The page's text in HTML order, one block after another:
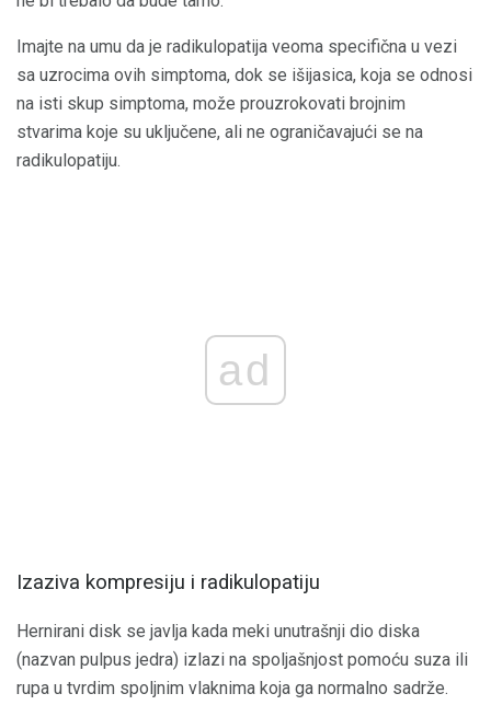
Imajte na umu da je radikulopatija veoma specifična u vezi
sa uzrocima ovih simptoma, dok se išijasica, koja se odnosi
na isti skup simptoma, može prouzrokovati brojnim
stvarima koje su uključene, ali ne ograničavajući se na
radikulopatiju.
ad
Izaziva kompresiju i radikulopatiju
Hernirani disk se javlja kada meki unutrašnji dio diska
(nazvan pulpus jedra) izlazi na spoljašnjost pomoću suza ili
rupa u tvrdim spoljnim vlaknima koja ga normalno sadrže.